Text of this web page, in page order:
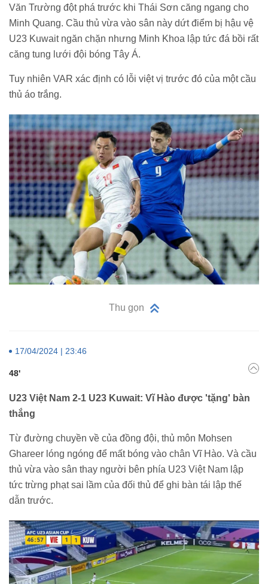
Văn Trường đột phá trước khi Thái Sơn căng ngang cho
Minh Quang. Cầu thủ vừa vào sân này dứt điểm bị hậu vệ
U23 Kuwait ngăn chặn nhưng Minh Khoa lập tức đá bồi rất
căng tung lưới đội bóng Tây Á.
Tuy nhiên VAR xác định có lỗi việt vị trước đó của một cầu
thủ áo trắng.
Thu gọn
17/04/2024 | 23:46
48'
U23 Việt Nam 2-1 U23 Kuwait: Vĩ Hào được 'tặng' bàn
thắng
Từ đường chuyền về của đồng đội, thủ môn Mohsen
Ghareer lóng ngóng để mất bóng vào chân Vĩ Hào. Và cầu
thủ vừa vào sân thay người bên phía U23 Việt Nam lập
tức trừng phạt sai lầm của đối thủ để ghi bàn tái lập thế
dẫn trước.